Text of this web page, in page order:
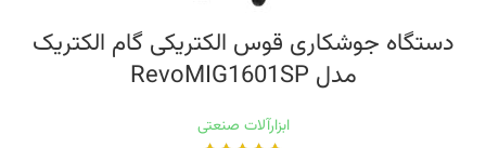
دستگاه جوشکاری قوس الکتریکی گام الکتریک
مدل RevoMIG1601SP
ابزارآلات صنعتی